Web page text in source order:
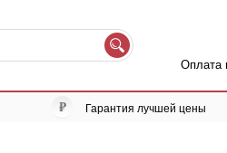
Оплата
Гарантия лучшей цены